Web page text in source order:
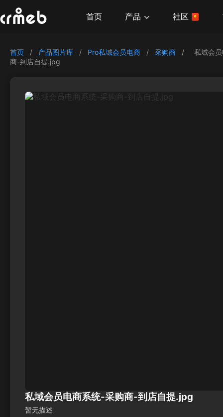
首页 产品 社区
首页 / 产品图片库 / Pro私域会员电商 / 采购商 /
私域会
商-到店自提.jpg
私域会员电商系统-采购商-到店自提.jpg
暂无描述